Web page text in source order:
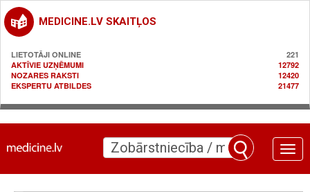
MEDICINE.LV SKAITĻOS
LIETOTĀJI ONLINE
221
AKTĪVIE UZŅĒMUMI
12792
NOZARES RAKSTI
12420
EKSPERTU ATBILDES
21477
Toggle